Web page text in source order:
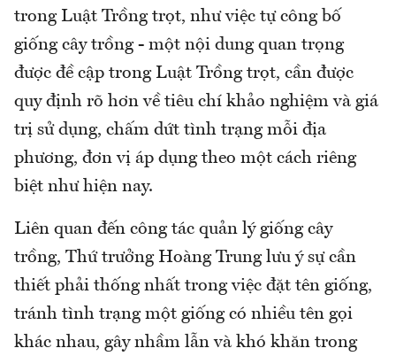
trong Luật Trồng trọt, như việc tự công bố
giống cây trồng - một nội dung quan trọng
được đề cập trong Luật Trồng trọt, cần được
quy định rõ hơn về tiêu chí khảo nghiệm và giá
trị sử dụng, chấm dứt tình trạng mỗi địa
phương, đơn vị áp dụng theo một cách riêng
biệt như hiện nay.
Liên quan đến công tác quản lý giống cây
trồng, Thứ trưởng Hoàng Trung lưu ý sự cần
thiết phải thống nhất trong việc đặt tên giống,
tránh tình trạng một giống có nhiều tên gọi
khác nhau, gây nhầm lẫn và khó khăn trong